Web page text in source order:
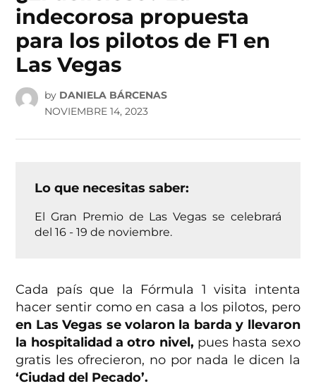
indecorosa propuesta
para los pilotos de F1 en
Las Vegas
by DANIELA BÁRCENAS
NOVIEMBRE 14, 2023
Lo que necesitas saber:
El Gran Premio de Las Vegas se celebrará
del 16 - 19 de noviembre.
Cada país que la Fórmula 1 visita intenta
hacer sentir como en casa a los pilotos, pero
en Las Vegas se volaron la barda y llevaron
la hospitalidad a otro nivel, pues hasta sexo
gratis les ofrecieron, no por nada le dicen la
‘Ciudad del Pecado’.